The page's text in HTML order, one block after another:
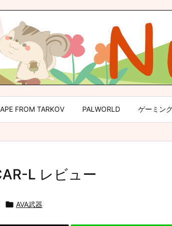
FROM TARKOV PALWORLD ゲーミン
L レビュー
 AVA武器